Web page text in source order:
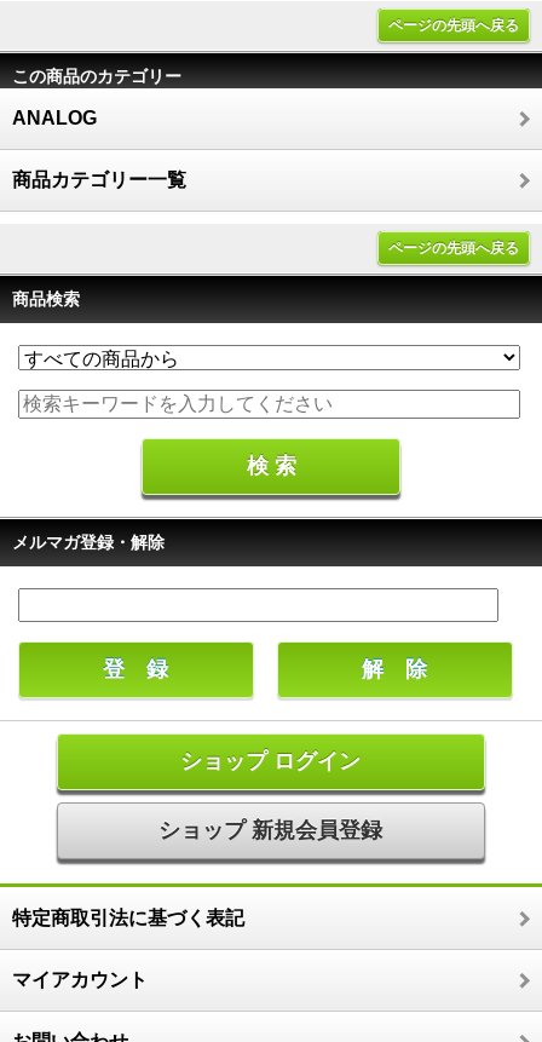
ページの先頭へ戻る
この商品のカテゴリー
ANALOG
商品カテゴリー一覧
ページの先頭へ戻る
商品検索
メルマガ登録・解除
ショップ ログイン
ショップ 新規会員登録
特定商取引法に基づく表記
マイアカウント